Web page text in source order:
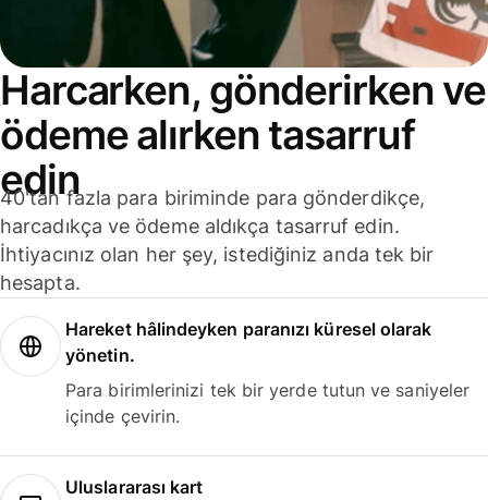
Harcarken, gönderirken ve
ödeme alırken tasarruf
edin
40'tan fazla para biriminde para gönderdikçe,
harcadıkça ve ödeme aldıkça tasarruf edin.
İhtiyacınız olan her şey, istediğiniz anda tek bir
hesapta.
Hareket hâlindeyken paranızı küresel olarak
yönetin.
Para birimlerinizi tek bir yerde tutun ve saniyeler
içinde çevirin.
Uluslararası kart